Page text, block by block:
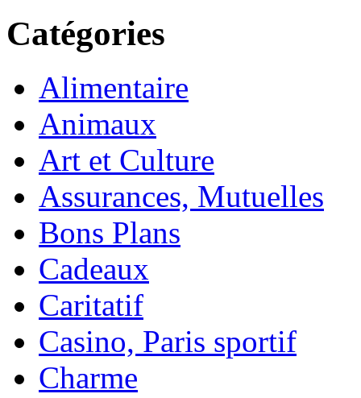
Catégories
Alimentaire
Animaux
Art et Culture
Assurances, Mutuelles
Bons Plans
Cadeaux
Caritatif
Casino, Paris sportif
Charme